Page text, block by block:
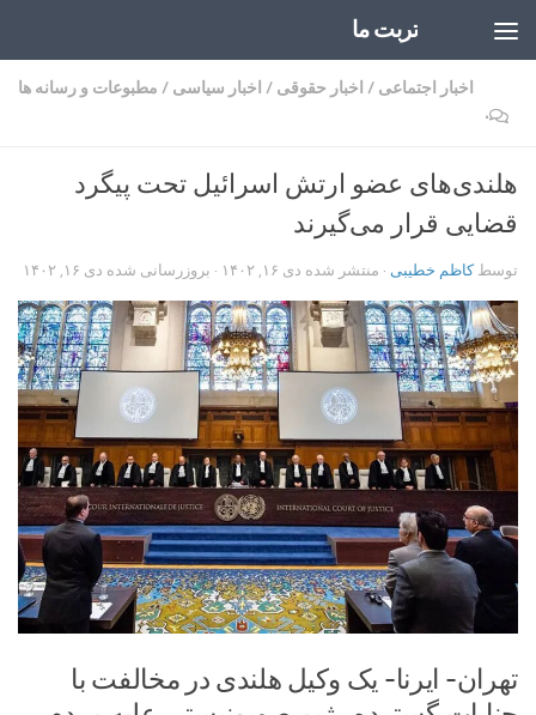
تربت ما
اخبار اجتماعی / اخبار حقوقی / اخبار سیاسی / مطبوعات و رسانه ها
۰
هلندی‌های عضو ارتش اسرائیل تحت پیگرد
قضایی قرار می‌گیرند
توسطکاظم خطیبی · منتشر شده دی ۱۶, ۱۴۰۲ · بروزرسانی شده دی ۱۶, ۱۴۰۲
تهران- ایرنا- یک وکیل هلندی در مخالفت با